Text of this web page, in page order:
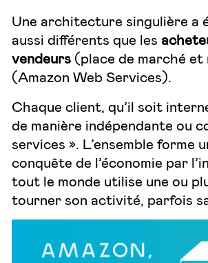
Une architecture singulière a
aussi différents que les
vendeurs (place de marché
(Amazon Web Services).
Chaque client, qu’il soit
de manière indépendante ou
services ». L’ensemble forme
conquête de l’économie par
tout le monde utilise une ou
tourner son activité, parfois